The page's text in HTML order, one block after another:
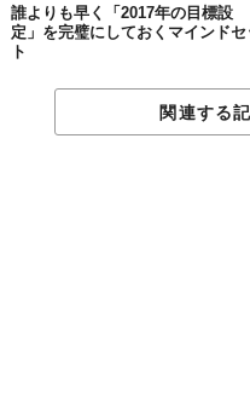
誰よりも早く「2017年の目標設
定」を完璧にしておくマインドセ
ト
関連する